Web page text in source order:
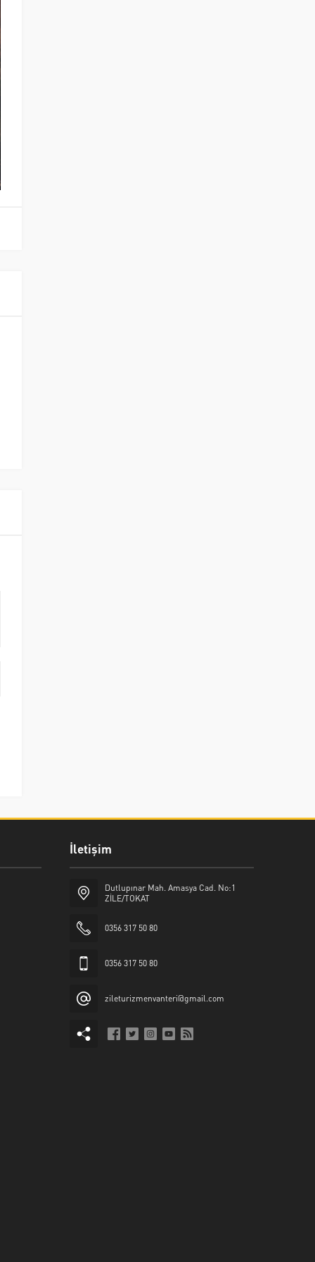
İletişim
Dutlupınar Mah. Amasya Cad. No:1
ZİLE/TOKAT
0356 317 50 80
0356 317 50 80
zileturizmenvanteri@gmail.com